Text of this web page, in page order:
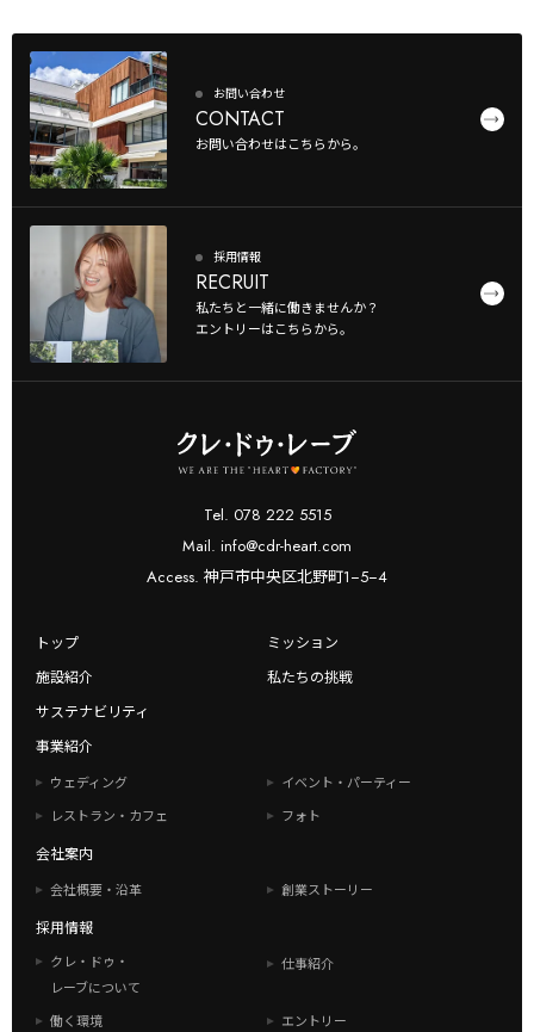
お問い合わせ
CONTACT
お問い合わせはこちらから。
採用情報
RECRUIT
私たちと一緒に働きませんか？
エントリーはこちらから。
Tel. 078 222 5515
Mail. info@cdr-heart.com
Access. 神戸市中央区北野町1−5−4
トップ
ミッション
施設紹介
私たちの挑戦
サステナビリティ
事業紹介
ウェディング
イベント・パーティー
レストラン・カフェ
フォト
会社案内
会社概要・沿革 創業ストーリー
採用情報
クレ・ドゥ・
レーブについて
仕事紹介
働く環境 エントリー